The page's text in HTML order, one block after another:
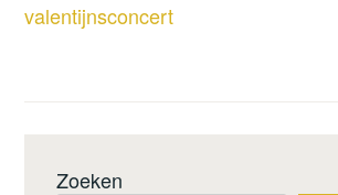
valentijnsconcert
Zoeken